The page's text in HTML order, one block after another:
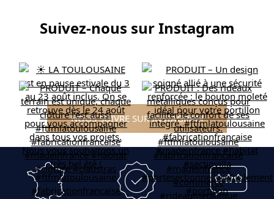
Suivez-nous sur Instagram
NOUS SUIVRE SUR INSTAGRAM